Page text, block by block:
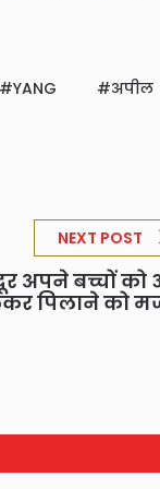
YANG अपील
NEXT POST
अपने बच्चों को
पिलाने को